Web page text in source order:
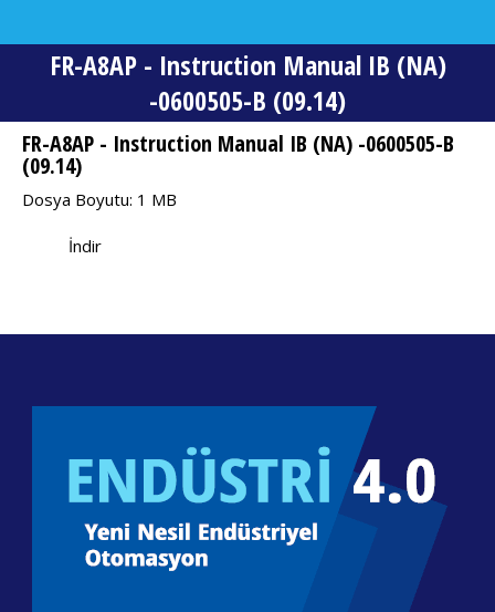
FR-A8AP - Instruction Manual IB (NA)
-0600505-B (09.14)
You are here:
FR-A8AP - Instruction Manual IB (NA) -0600505-B
(09.14)
Dosya Boyutu: 1 MB
İndir